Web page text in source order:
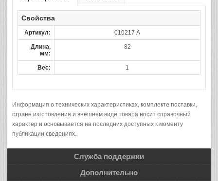
Свойства
Артикул: 010217 А
Длина,
мм:
82
Вес: 1
Информация о технических характеристиках, комплекте поставки,
стране изготовления и внешнем виде товара носит справочный
характер и основывается на последних доступных к моменту
публикации сведениях.
Служба поддержки
Дополнительно